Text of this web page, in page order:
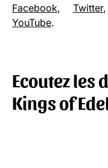
Facebook, Twitter
YouTube.
Ecoutez les
Kings of